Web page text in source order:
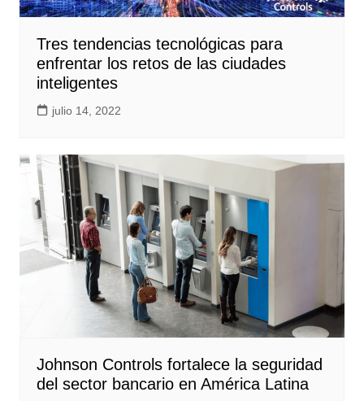
Tres tendencias tecnológicas para
enfrentar los retos de las ciudades
inteligentes
julio 14, 2022
Johnson Controls fortalece la seguridad
del sector bancario en América Latina